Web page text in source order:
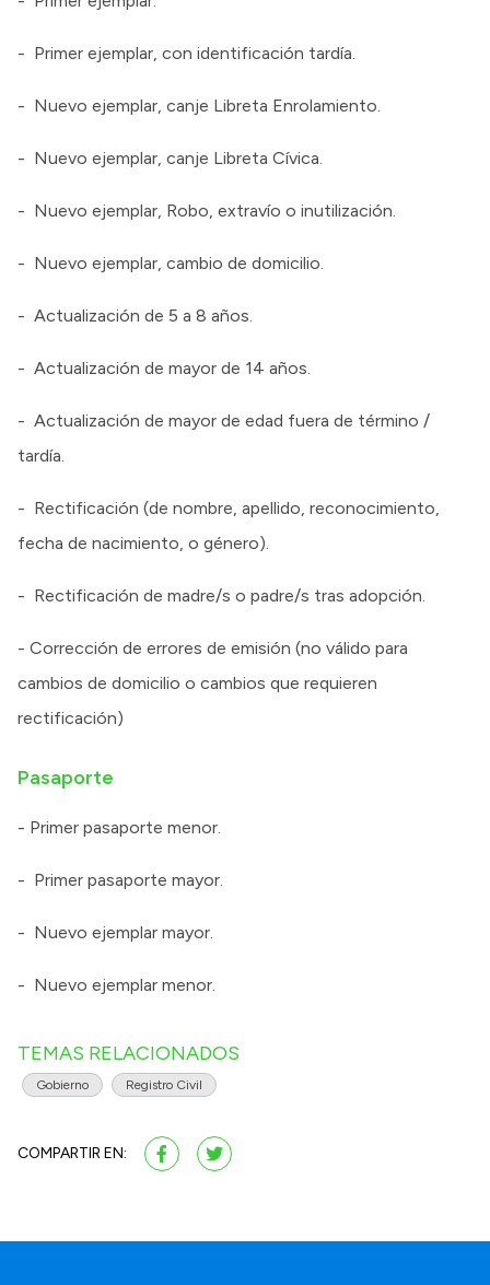
- Primer ejemplar, con identificación tardía.
- Nuevo ejemplar, canje Libreta Enrolamiento.
- Nuevo ejemplar, canje Libreta Cívica.
- Nuevo ejemplar, Robo, extravío o inutilización.
- Nuevo ejemplar, cambio de domicilio.
- Actualización de 5 a 8 años.
- Actualización de mayor de 14 años.
- Actualización de mayor de edad fuera de término /
tardía.
- Rectificación (de nombre, apellido, reconocimiento,
fecha de nacimiento, o género).
- Rectificación de madre/s o padre/s tras adopción.
- Corrección de errores de emisión (no válido para
cambios de domicilio o cambios que requieren
rectificación)
Pasaporte
- Primer pasaporte menor.
- Primer pasaporte mayor.
- Nuevo ejemplar mayor.
- Nuevo ejemplar menor.
TEMAS RELACIONADOS
Gobierno Registro Civil
COMPARTIR EN: